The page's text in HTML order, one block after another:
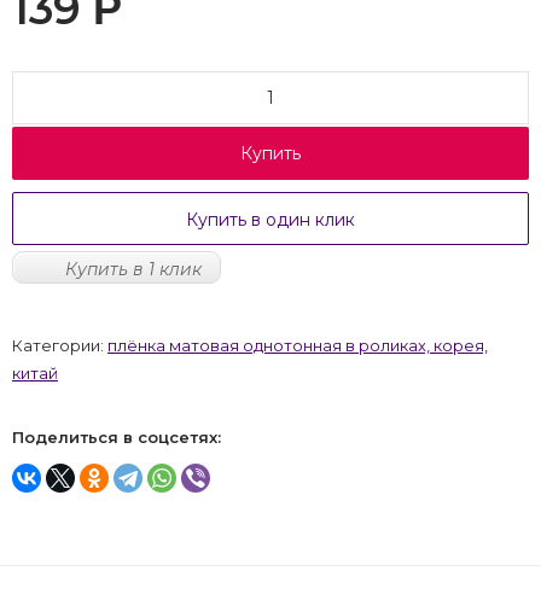
Купить
Купить в один клик
Купить в 1 клик
Категории: плёнка матовая однотонная в роликах, корея,
китай
Поделиться в соцсетях: